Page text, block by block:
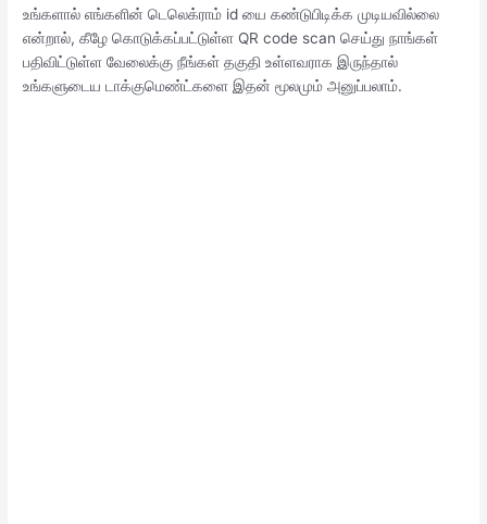
உங்களால் எங்களின் டெலெக்ராம் id யை கண்டுபிடிக்க முடியவில்லை
என்றால், கீழே கொடுக்கப்பட்டுள்ள QR code scan செய்து நாங்கள்
பதிவிட்டுள்ள வேலைக்கு நீங்கள் தகுதி உள்ளவராக இருந்தால்
உங்களுடைய டாக்குமெண்ட்களை இதன் மூலமும் அனுப்பலாம்.